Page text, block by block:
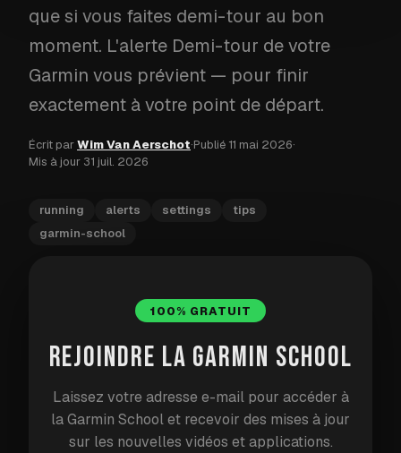
que si vous faites demi-tour au bon
moment. L'alerte Demi-tour de votre
Garmin vous prévient — pour finir
exactement à votre point de départ.
Écrit parWim Van Aerschot·Publié 11 mai 2026·
Mis à jour 31 juil. 2026
running alerts settings
tips
garmin-school
JOUR 60 : DEMI-TOUR
Voici une fonctionnalité Garmin que je parie que
vous ne connaissiez pas, et elle s'appelleDemi-
tour
Quand vous courez aller-retour, vous devez faire
100% GRATUIT
REJOINDRE LA GARMIN SCHOOL
Laissez votre adresse e-mail pour accéder à
la Garmin School et recevoir des mises à jour
sur les nouvelles vidéos et applications.